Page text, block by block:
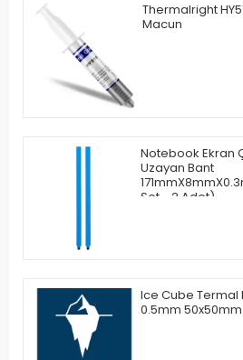
Thermalright
Macun
Notebook Ekran
Uzayan Bant
Set - 2 Adet)
Ice Cube Termal
0.5mm 50x50mm